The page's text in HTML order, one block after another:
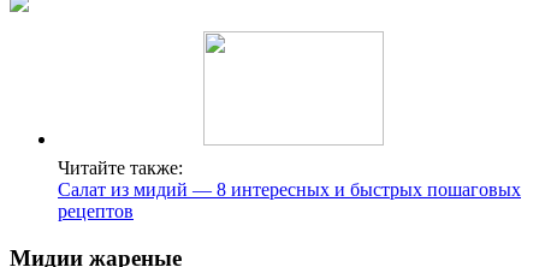
Читайте также:
Салат из мидий — 8 интересных и быстрых пошаговых
рецептов
Мидии жареные